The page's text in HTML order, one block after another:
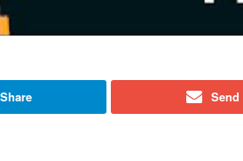
Share Send